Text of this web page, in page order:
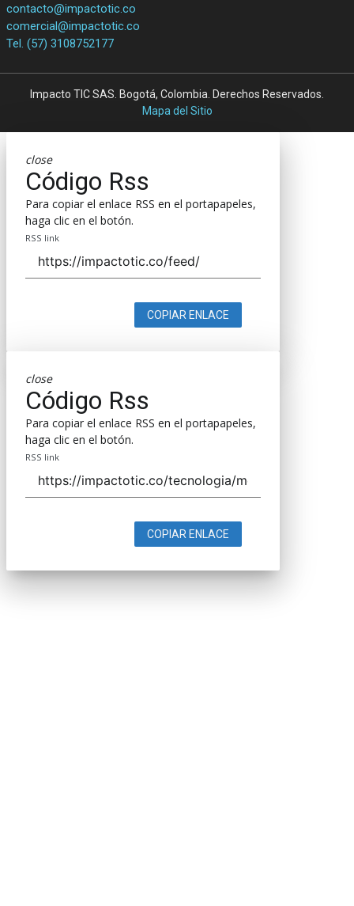
contacto@impactotic.co
comercial@impactotic.co
Tel. (57) 3108752177
Impacto TIC SAS. Bogotá, Colombia. Derechos Reservados.
Mapa del Sitio
close
Código Rss
Para copiar el enlace RSS en el portapapeles,
haga clic en el botón.
RSS link
COPIAR ENLACE
close
Código Rss
Para copiar el enlace RSS en el portapapeles,
haga clic en el botón.
RSS link
COPIAR ENLACE